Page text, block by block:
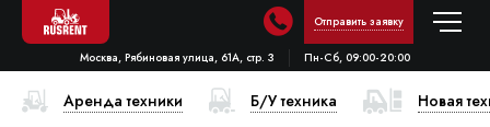
Отправить заявку
Москва, Рябиновая улица, 61А, стр. 3 Пн-Сб, 09:00-20:00
Аренда техники Б/У техника Новая